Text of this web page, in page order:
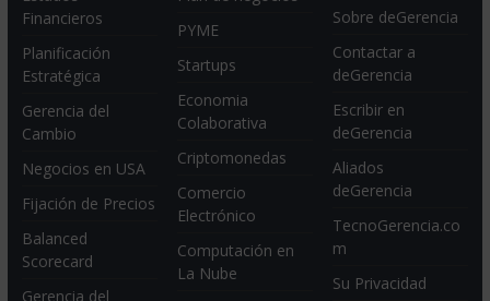
Financieros
Planificación
Estratégica
Gerencia del
Cambio
Negocios en USA
Fijación de Precios
Balanced
Scorecard
Gerencia del
PYME
Startups
Economia
Colaborativa
Criptomonedas
Comercio
Electrónico
Computación en
La Nube
Sobre deGerencia
Contactar a
deGerencia
Escribir en
deGerencia
Aliados
deGerencia
TecnoGerencia.co
m
Su Privacidad